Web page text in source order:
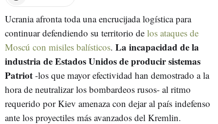
Ucrania afronta toda una encrucijada logística para
continuar defendiendo su territorio de los ataques de
Moscú con misiles balísticos. La incapacidad de la
industria de Estados Unidos de producir sistemas
Patriot -los que mayor efectividad han demostrado a la
hora de neutralizar los bombardeos rusos- al ritmo
requerido por Kiev amenaza con dejar al país indefenso
ante los proyectiles más avanzados del Kremlin.